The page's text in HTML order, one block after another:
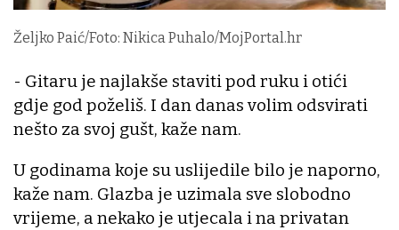
Željko Paić/Foto: Nikica Puhalo/MojPortal.hr
- Gitaru je najlakše staviti pod ruku i otići
gdje god poželiš. I dan danas volim odsvirati
nešto za svoj gušt, kaže nam.
U godinama koje su uslijedile bilo je naporno,
kaže nam. Glazba je uzimala sve slobodno
vrijeme, a nekako je utjecala i na privatan